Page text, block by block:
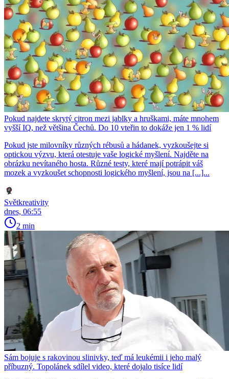
Pokud najdete skrytý citron mezi jablky a hruškami, máte mnohem
vyšší IQ, než většina Čechů. Do 10 vteřin to dokáže jen 1 % lidí
Pokud jste milovníky různých rébusů a hádanek, vyzkoušejte si
optickou výzvu, která otestuje vaše logické myšlení. Najděte na
obrázku nevítaného hosta. Různé testy, které mají potrápit váš
mozek a vyzkoušet schopnosti logického myšlení, jsou na [...]...
Světkreativity
dnes, 06:55
2 min
Sám bojuje s rakovinou slinivky, teď má leukémii i jeho malý
příbuzný. Topolánek sdílel video, které dojalo tisíce lidí